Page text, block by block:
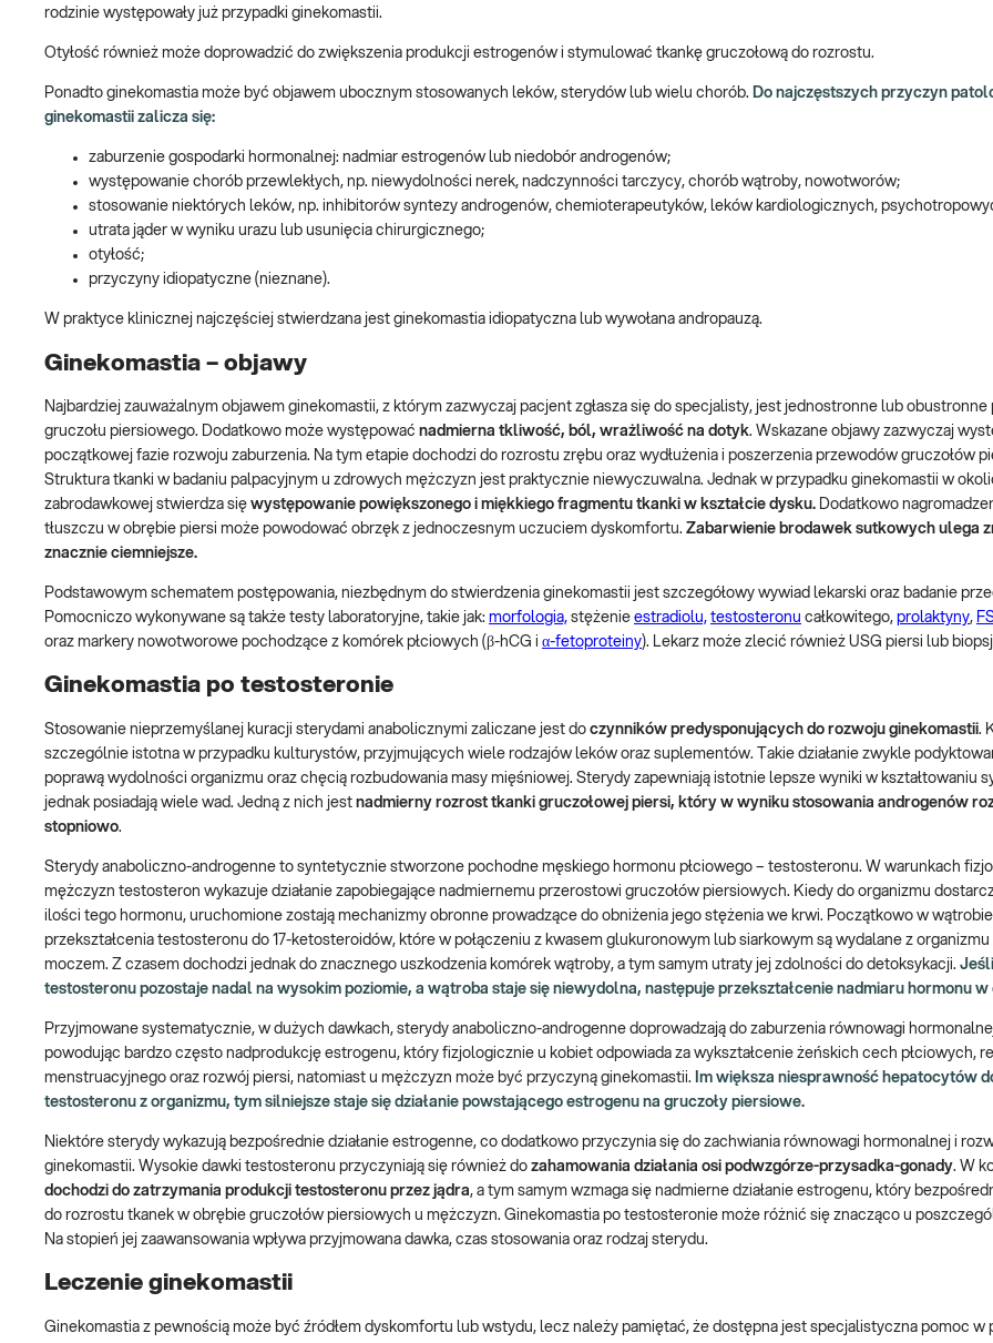
rodzinie występowały już przypadki ginekomastii.
Otyłość również może doprowadzić do zwiększenia produkcji estrogenów i stymulować tkankę gruczołową do rozrostu.
Ponadto ginekomastia może być objawem ubocznym stosowanych leków, sterydów lub wielu chorób. Do najczęstszych przyczyn
ginekomastii zalicza się:
zaburzenie gospodarki hormonalnej: nadmiar estrogenów lub niedobór androgenów;
występowanie chorób przewlekłych, np. niewydolności nerek, nadczynności tarczycy, chorób wątroby, nowotworów;
stosowanie niektórych leków, np. inhibitorów syntezy androgenów, chemioterapeutyków, leków kardiologicznych,
utrata jąder w wyniku urazu lub usunięcia chirurgicznego;
otyłość;
przyczyny idiopatyczne (nieznane).
W praktyce klinicznej najczęściej stwierdzana jest ginekomastia idiopatyczna lub wywołana andropauzą.
Ginekomastia – objawy
Najbardziej zauważalnym objawem ginekomastii, z którym zazwyczaj pacjent zgłasza się do specjalisty, jest jednostronne lub
gruczołu piersiowego. Dodatkowo może występować nadmierna tkliwość, ból, wrażliwość na dotyk. Wskazane objawy zazwyczaj
początkowej fazie rozwoju zaburzenia. Na tym etapie dochodzi do rozrostu zrębu oraz wydłużenia i poszerzenia przewodów gruczołów
Struktura tkanki w badaniu palpacyjnym u zdrowych mężczyzn jest praktycznie niewyczuwalna. Jednak w przypadku ginekomastii w
zabrodawkowej stwierdza się występowanie powiększonego i miękkiego fragmentu tkanki w kształcie dysku. Dodatkowo
tłuszczu w obrębie piersi może powodować obrzęk z jednoczesnym uczuciem dyskomfortu. Zabarwienie brodawek sutkowych ulega
znacznie ciemniejsze.
Podstawowym schematem postępowania, niezbędnym do stwierdzenia ginekomastii jest szczegółowy wywiad lekarski oraz badanie
Pomocniczo wykonywane są także testy laboratoryjne, takie jak: morfologia, stężenie estradiolu, testosteronu całkowitego, prolaktyny,
oraz markery nowotworowe pochodzące z komórek płciowych (β-hCG i α-fetoproteiny). Lekarz może zlecić również USG piersi lub
Ginekomastia po testosteronie
Stosowanie nieprzemyślanej kuracji sterydami anabolicznymi zaliczane jest do czynników predysponujących do rozwoju ginekomastii.
szczególnie istotna w przypadku kulturystów, przyjmujących wiele rodzajów leków oraz suplementów. Takie działanie zwykle
poprawą wydolności organizmu oraz chęcią rozbudowania masy mięśniowej. Sterydy zapewniają istotnie lepsze wyniki w kształtowaniu
jednak posiadają wiele wad. Jedną z nich jest nadmierny rozrost tkanki gruczołowej piersi, który w wyniku stosowania androgenów
stopniowo.
Sterydy anaboliczno-androgenne to syntetycznie stworzone pochodne męskiego hormonu płciowego – testosteronu. W warunkach
mężczyzn testosteron wykazuje działanie zapobiegające nadmiernemu przerostowi gruczołów piersiowych. Kiedy do organizmu
ilości tego hormonu, uruchomione zostają mechanizmy obronne prowadzące do obniżenia jego stężenia we krwi. Początkowo w
przekształcenia testosteronu do 17-ketosteroidów, które w połączeniu z kwasem glukuronowym lub siarkowym są wydalane z organizmu
moczem. Z czasem dochodzi jednak do znacznego uszkodzenia komórek wątroby, a tym samym utraty jej zdolności do detoksykacji.
testosteronu pozostaje nadal na wysokim poziomie, a wątroba staje się niewydolna, następuje przekształcenie nadmiaru hormonu w
Przyjmowane systematycznie, w dużych dawkach, sterydy anaboliczno-androgenne doprowadzają do zaburzenia równowagi
powodując bardzo często nadprodukcję estrogenu, który fizjologicznie u kobiet odpowiada za wykształcenie żeńskich cech płciowych,
menstruacyjnego oraz rozwój piersi, natomiast u mężczyzn może być przyczyną ginekomastii. Im większa niesprawność hepatocytów
testosteronu z organizmu, tym silniejsze staje się działanie powstającego estrogenu na gruczoły piersiowe.
Niektóre sterydy wykazują bezpośrednie działanie estrogenne, co dodatkowo przyczynia się do zachwiania równowagi hormonalnej i
ginekomastii. Wysokie dawki testosteronu przyczyniają się również do zahamowania działania osi podwzgórze-przysadka-gonady. W
dochodzi do zatrzymania produkcji testosteronu przez jądra, a tym samym wzmaga się nadmierne działanie estrogenu, który
do rozrostu tkanek w obrębie gruczołów piersiowych u mężczyzn. Ginekomastia po testosteronie może różnić się znacząco u
Na stopień jej zaawansowania wpływa przyjmowana dawka, czas stosowania oraz rodzaj sterydu.
Leczenie ginekomastii
Ginekomastia z pewnością może być źródłem dyskomfortu lub wstydu, lecz należy pamiętać, że dostępna jest specjalistyczna pomoc w